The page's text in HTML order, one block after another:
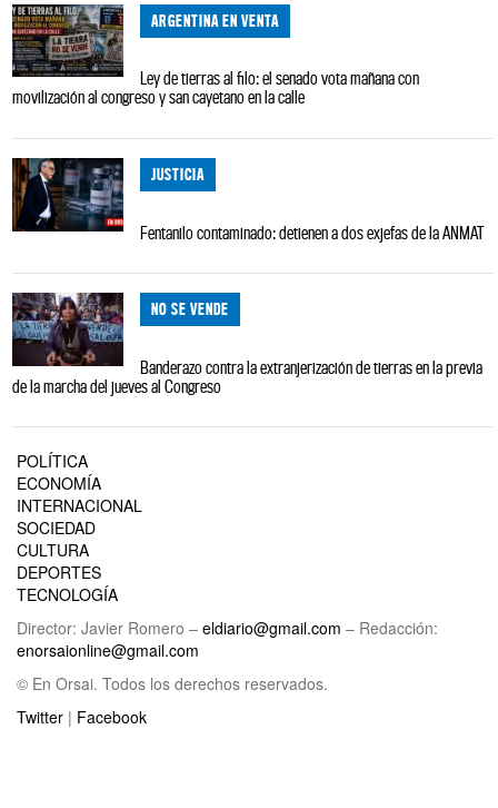
ARGENTINA EN VENTA
Ley de tierras al filo: el senado vota mañana con
movilización al congreso y san cayetano en la calle
JUSTICIA
Fentanilo contaminado: detienen a dos exjefas de la ANMAT
NO SE VENDE
Banderazo contra la extranjerización de tierras en la previa
de la marcha del jueves al Congreso
POLÍTICA
ECONOMÍA
INTERNACIONAL
SOCIEDAD
CULTURA
DEPORTES
TECNOLOGÍA
Director: Javier Romero – eldiario@gmail.com – Redacción:
enorsaionline@gmail.com
© En Orsai. Todos los derechos reservados.
Twitter | Facebook